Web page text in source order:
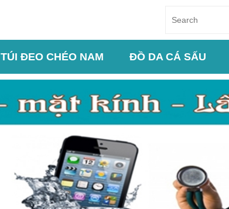
TÚI ĐEO CHÉO NAM ĐỒ DA CÁ SẤU